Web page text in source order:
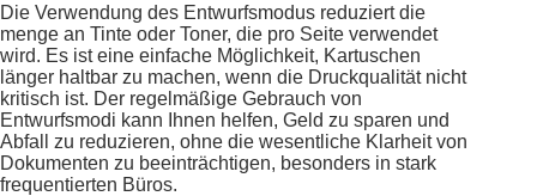
Die Verwendung des Entwurfsmodus reduziert die
menge an Tinte oder Toner, die pro Seite verwendet
wird. Es ist eine einfache Möglichkeit, Kartuschen
länger haltbar zu machen, wenn die Druckqualität nicht
kritisch ist. Der regelmäßige Gebrauch von
Entwurfsmodi kann Ihnen helfen, Geld zu sparen und
Abfall zu reduzieren, ohne die wesentliche Klarheit von
Dokumenten zu beeinträchtigen, besonders in stark
frequentierten Büros.